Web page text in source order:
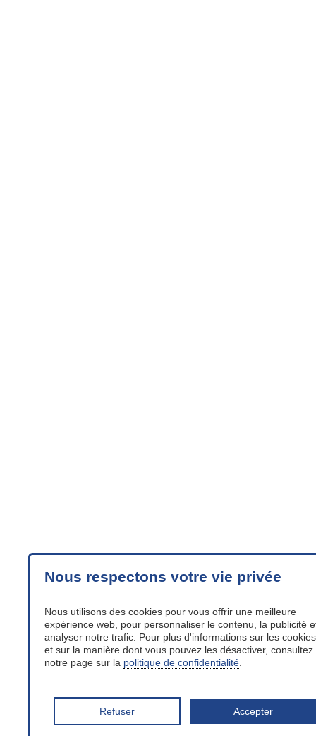
Nous respectons votre vie privée
Nous utilisons des cookies pour vous offrir une meilleure
expérience web, pour personnaliser le contenu, la publicité
analyser notre trafic. Pour plus d'informations sur les cookies
et sur la manière dont vous pouvez les désactiver, consultez
notre page sur la politique de confidentialité.
Refuser Accepter